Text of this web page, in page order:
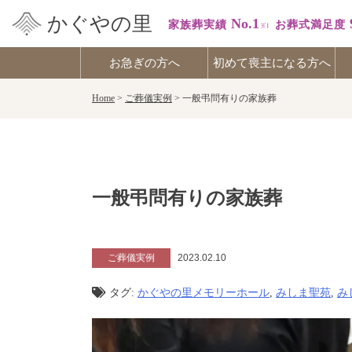
かぐやの里 家族葬実績 No.1 お葬式満足度
お急ぎの方へ 初めて喪主になる方へ
Home > ご葬儀実例 > 一般弔問有りの家族葬
一般弔問有りの家族葬
ご葬儀実例 2023.02.10
タグ: かぐやの里メモリーホール, みしま聖苑, み